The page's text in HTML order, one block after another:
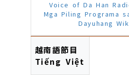
Voice of Da Han
Mga Piling Programa
Dayuhang
越南語節目
Tiếng Việt